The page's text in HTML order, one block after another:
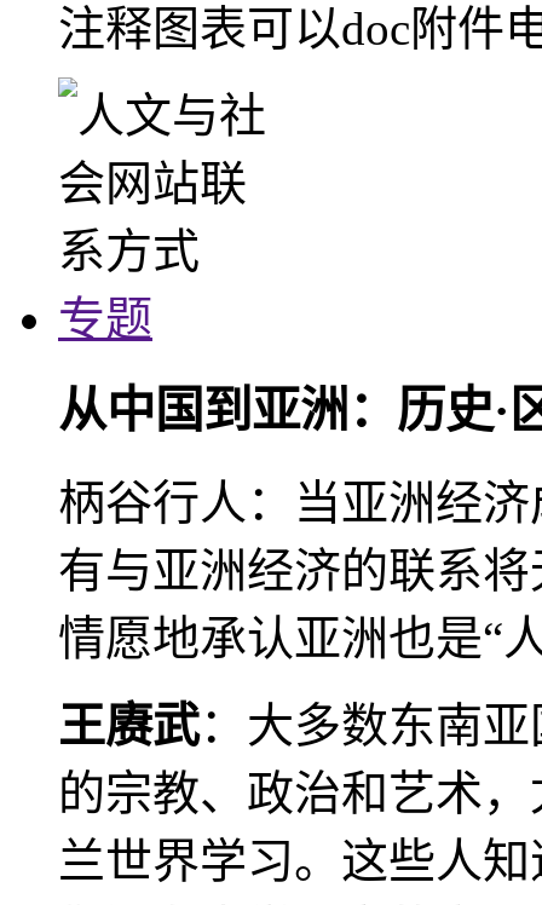
注释图表可以doc附件
专题
从中国到亚洲：历史·
柄谷行人：当亚洲经
有与亚洲经济的联系
情愿地承认亚洲也是“
王赓武：大多数东南
的宗教、政治和艺术
兰世界学习。这些人